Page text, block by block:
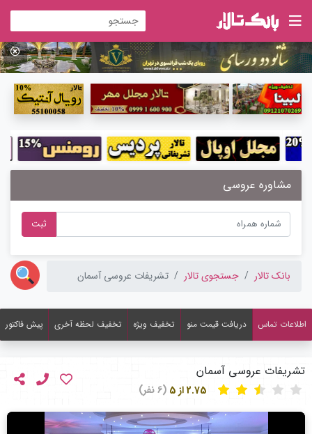
مشاوره عروسی
ثبت
بانک تالار جستجوی تالار تشریفات عروسی آسمان
اطلاعات تماس دریافت قیمت منو تخفیف ویژه تخفیف لحظه آخری پیش فاکتور
تشریفات عروسی آسمان
(6 نفر)